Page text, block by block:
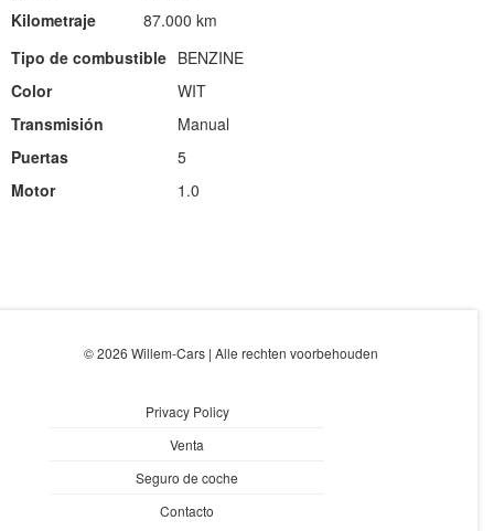
Kilometraje
87.000 km
Tipo de combustible BENZINE
Color
WIT
Transmisión
Manual
Puertas
5
Motor
1.0
© 2026 Willem-Cars | Alle rechten voorbehouden
Privacy Policy
Venta
Seguro de coche
Contacto